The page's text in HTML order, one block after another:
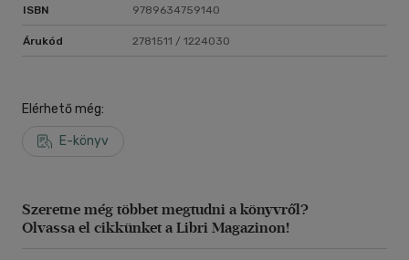
ISBN 9789634759140
Árukód 2781511 / 1224030
Elérhető még:
E-könyv
Szeretne még többet megtudni a könyvről?
Olvassa el cikkünket a Libri Magazinon!